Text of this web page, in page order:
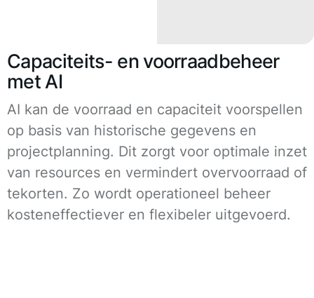
Capaciteits- en voorraadbeheer
met AI
AI kan de voorraad en capaciteit voorspellen
op basis van historische gegevens en
projectplanning. Dit zorgt voor optimale inzet
van resources en vermindert overvoorraad of
tekorten. Zo wordt operationeel beheer
kosteneffectiever en flexibeler uitgevoerd.